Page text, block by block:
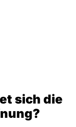
sich die